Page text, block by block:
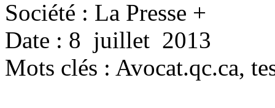
Société : La Presse +
Date : 8 juillet 2013
Mots clés : Avocat.qc.ca,